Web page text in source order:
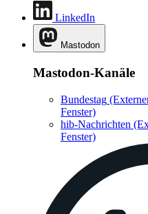
LinkedIn
Mastodon
Mastodon-Kanäle
Bundestag
Fenster)
hib-Nachrichten
Fenster)